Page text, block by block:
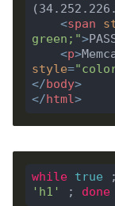
<span
green;">
<p>
style=
</body>
</html>
while true
'h1'
; done